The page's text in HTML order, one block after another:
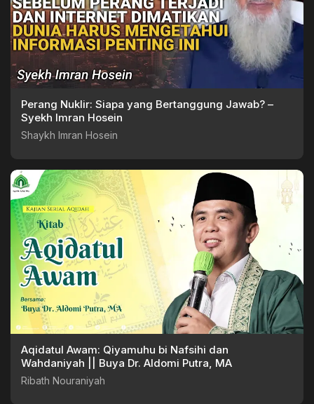
Perang Nuklir: Siapa yang Bertanggung Jawab? –
Syekh Imran Hosein
Shaykh Imran Hosein
Aqidatul Awam: Qiyamuhu bi Nafsihi dan
Wahdaniyah || Buya Dr. Aldomi Putra, MA
Ribath Nouraniyah